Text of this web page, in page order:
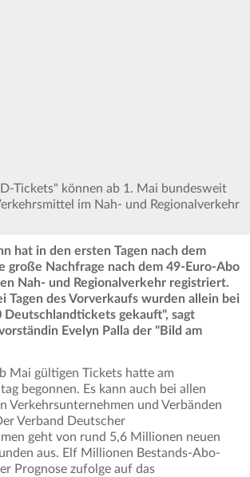
Tickets" können ab 1. Mai bundesweit
im Nah- und Regionalverkehr
hat in den ersten Tagen nach dem
große Nachfrage nach dem 49-Euro-Abo
Nah- und Regionalverkehr registriert.
Tagen des Vorverkaufs wurden allein bei
Deutschlandtickets gekauft", sagt
Evelyn Palla der "Bild am
Mai gültigen Tickets hatte am
begonnen. Es kann auch bei allen
Verkehrsunternehmen und Verbänden
Verband Deutscher
geht von rund 5,6 Millionen neuen
aus. Elf Millionen Bestands-Abo-
Prognose zufolge auf das